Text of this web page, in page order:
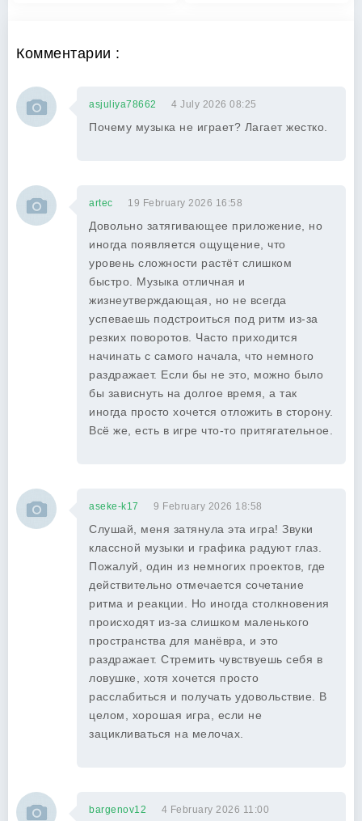
Комментарии :
asjuliya78662 4 July 2026 08:25
Почему музыка не играет? Лагает жестко.
artec 19 February 2026 16:58
Довольно затягивающее приложение, но
иногда появляется ощущение, что
уровень сложности растёт слишком
быстро. Музыка отличная и
жизнеутверждающая, но не всегда
успеваешь подстроиться под ритм из-за
резких поворотов. Часто приходится
начинать с самого начала, что немного
раздражает. Если бы не это, можно было
бы зависнуть на долгое время, а так
иногда просто хочется отложить в сторону.
Всё же, есть в игре что-то притягательное.
aseke-k17 9 February 2026 18:58
Слушай, меня затянула эта игра! Звуки
классной музыки и графика радуют глаз.
Пожалуй, один из немногих проектов, где
действительно отмечается сочетание
ритма и реакции. Но иногда столкновения
происходят из-за слишком маленького
пространства для манёвра, и это
раздражает. Стремить чувствуешь себя в
ловушке, хотя хочется просто
расслабиться и получать удовольствие. В
целом, хорошая игра, если не
зацикливаться на мелочах.
bargenov12 4 February 2026 11:00